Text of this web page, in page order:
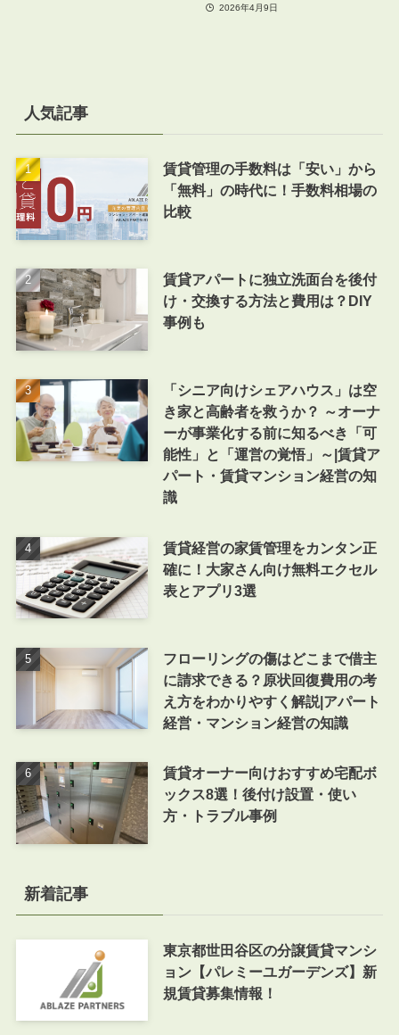
2026年4月9日
人気記事
賃貸管理の手数料は「安い」から
「無料」の時代に！手数料相場の
比較
賃貸アパートに独立洗面台を後付
け・交換する方法と費用は？DIY
事例も
「シニア向けシェアハウス」は空
き家と高齢者を救うか？ ～オーナ
ーが事業化する前に知るべき「可
能性」と「運営の覚悟」～|賃貸ア
パート・賃貸マンション経営の知
識
賃貸経営の家賃管理をカンタン正
確に！大家さん向け無料エクセル
表とアプリ3選
フローリングの傷はどこまで借主
に請求できる？原状回復費用の考
え方をわかりやすく解説|アパート
経営・マンション経営の知識
賃貸オーナー向けおすすめ宅配ボ
ックス8選！後付け設置・使い
方・トラブル事例
新着記事
東京都世田谷区の分譲賃貸マンシ
ョン【パレミーユガーデンズ】新
規賃貸募集情報！